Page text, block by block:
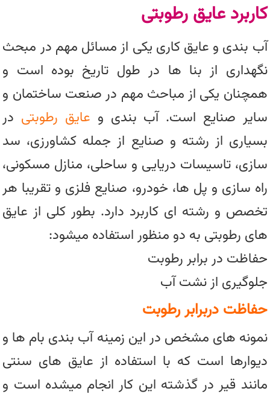
کاربرد عایق رطوبتی
آب بندی و عایق کاری یکی از مسائل مهم در مبحث
نگهداری از بنا ها در طول تاریخ بوده است و
همچنان یکی از مباحث مهم در صنعت ساختمان و
سایر صنایع است. آب بندی و عایق رطوبتی در
بسیاری از رشته و صنایع از جمله کشاورزی، سد
سازی، تاسیسات دریایی و ساحلی، منازل مسکونی،
راه سازی و پل ها، خودرو، صنایع فلزی و تقریبا هر
تخصص و رشته ای کاربرد دارد. بطور کلی از عایق
های رطوبتی به دو منظور استفاده میشود:
حفاظت در برابر رطوبت
جلوگیری از نشت آب
حفاظت دربرابر رطوبت
نمونه های مشخص در این زمینه آب بندی بام ها و
دیوارها است که با استفاده از عایق های سنتی
مانند قیر در گذشته این کار انجام میشده است و